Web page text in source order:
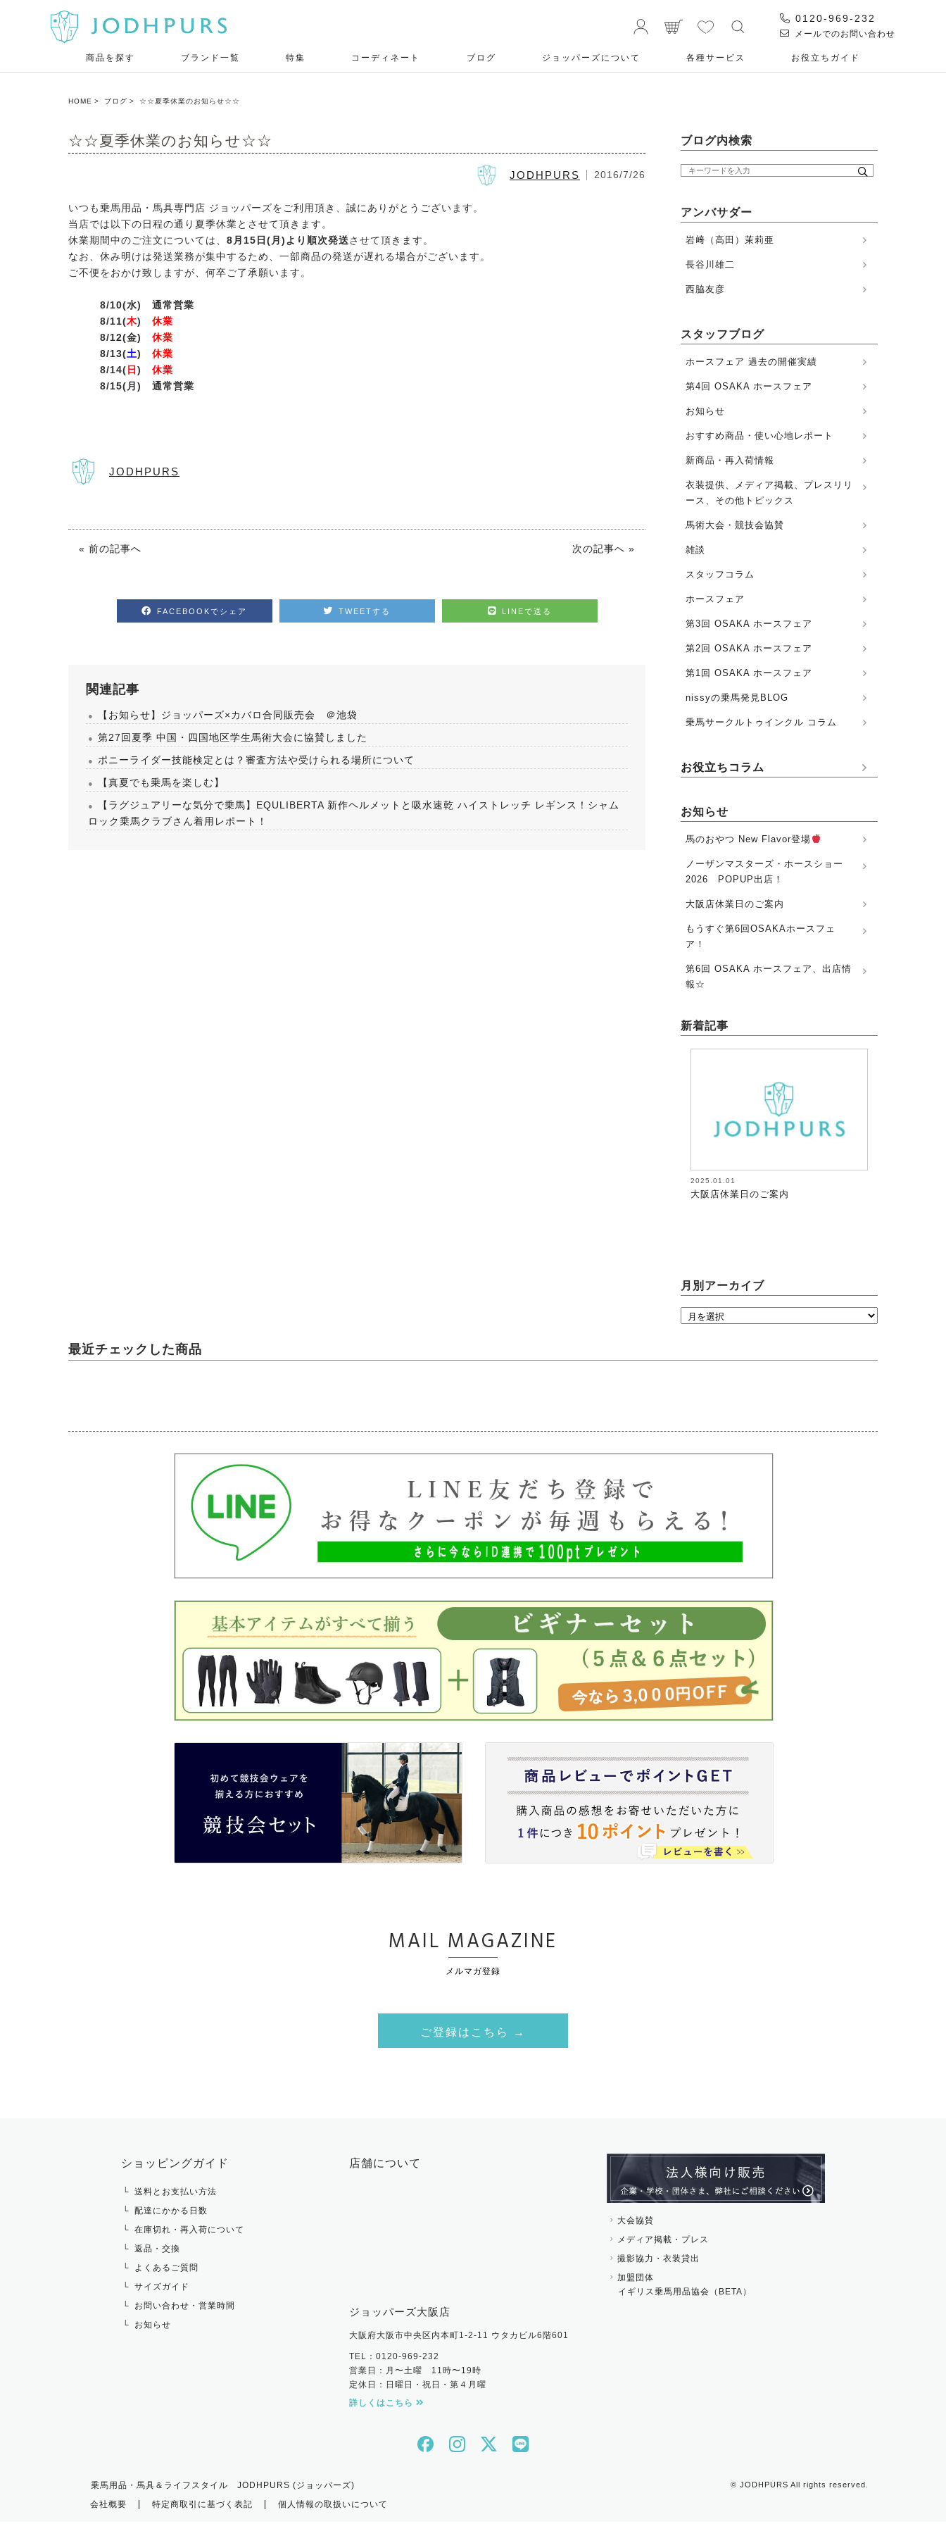
0120-969-232
メールでのお問い合わせ
商品を探す ブランド一覧 特集 コーディネート ブログ ジョッパーズについて 各種サービス お役⽴ちガイド
HOME ブログ ☆☆夏季休業のお知らせ☆☆
☆☆夏季休業のお知らせ☆☆
JODHPURS 2016/7/26
いつも乗馬用品・馬具専門店 ジョッパーズをご利用頂き、誠にありがとうございます。
当店では以下の日程の通り夏季休業とさせて頂きます。
休業期間中のご注文については、 8月15日(月)より順次発送させて頂きます。
なお、休み明けは発送業務が集中するため、一部商品の発送が遅れる場合がございます。
ご不便をおかけ致しますが、何卒ご了承願います。
8/10(水) 通常営業
8/11(木)
休業
8/12(金) 休業
8/13(土) 休業
8/14( 日 ) 休業
8/15(月) 通常営業
JODHPURS
« 前の記事へ 次の記事へ »
FACEBOOKでシェア TWEETする LINEで送る
関連記事
【お知らせ】ジョッパーズ×カバロ合同販売会 ＠池袋
第27回夏季 中国・四国地区学生馬術大会に協賛しました
ポニーライダー技能検定とは？審査方法や受けられる場所について
【真夏でも乗馬を楽しむ】
【ラグジュアリーな気分で乗馬】EQULIBERTA 新作ヘルメットと吸水速乾 ハイストレッチ レギンス！シャム
ロック乗馬クラブさん着用レポート！
ブログ内検索
アンバサダー
岩﨑（高田）茉莉亜
長谷川雄二
西脇友彦
スタッフブログ
ホースフェア 過去の開催実績
第4回 OSAKA ホースフェア
お知らせ
おすすめ商品・使い心地レポート
新商品・再入荷情報
衣装提供、メディア掲載、プレスリリ
ース、その他トピックス
馬術大会・競技会協賛
雑談
スタッフコラム
ホースフェア
第3回 OSAKA ホースフェア
第2回 OSAKA ホースフェア
第1回 OSAKA ホースフェア
nissyの乗馬発見BLOG
乗馬サークルトゥインクル コラム
お役立ちコラム
お知らせ
馬のおやつ New Flavor登場
ノーザンマスターズ・ホースショー
2026 POPUP出店！
大阪店休業日のご案内
もうすぐ第6回OSAKAホースフェ
ア！
第6回 OSAKA ホースフェア、出店情
報☆
新着記事
2026.08.05
馬術（17）【～馬にたずさわる人全て
月別アーカイブ
最近チェックした商品
MAIL MAGAZINE
メルマガ登録
ご登録はこちら →
ショッピングガイド
送料とお支払い方法
配達にかかる日数
在庫切れ・再入荷について
返品・交換
よくあるご質問
サイズガイド
お問い合わせ・営業時間
お知らせ
店舗について
ジョッパーズ大阪店
大阪府大阪市中央区内本町1-2-11 ウタカビル6階601
TEL：0120-969-232
営業日：月〜土曜 11時〜19時
定休日：日曜日・祝日・第４月曜
詳しくはこちら
大会協賛
メディア掲載・プレス
撮影協力・衣装貸出
加盟団体
イギリス乗馬用品協会（BETA）
乗馬用品・馬具＆ライフスタイル JODHPURS (ジョッパーズ)
会社概要
特定商取引に基づく表記 個人情報の取扱いについて
© JODHPURS All rights reserved.